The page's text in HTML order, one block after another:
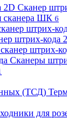
Сканер
сканера ШК 6
штрих-
штрих-кода
штрих-
Сканеры